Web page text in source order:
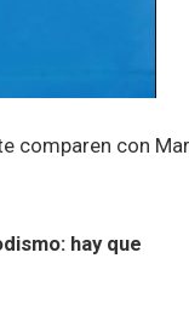
comparen con
hay que